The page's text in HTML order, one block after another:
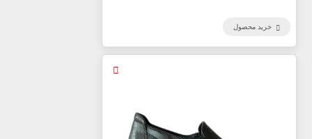
خرید محصول